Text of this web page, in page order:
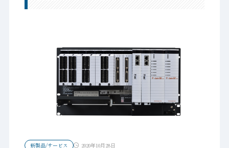
新製品/サービス 2020年10月28日